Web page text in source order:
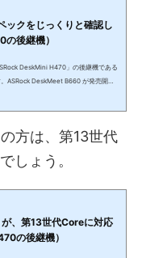
クをじっくりと確認し
後継機）
DeskMini H470」の後継機である
ASRock DeskMeet B660 が発売開
方は、第13世代
しょう。
、第13世代Coreに対応
の後継機）